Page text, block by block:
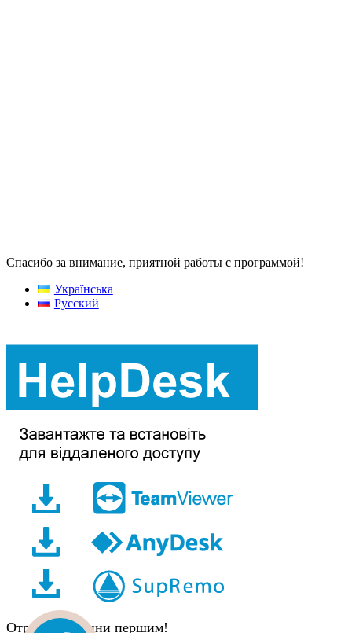
Спасибо за внимание, приятной работы с программой!
Українська
Русский
Отримуй новини першим!